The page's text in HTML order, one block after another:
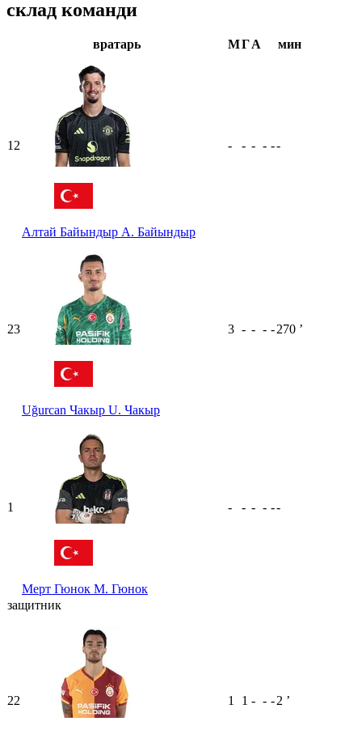
склад команди
вратарь МГА мин
12
Алтай Байындыр А. Байындыр
- - - - --
23
Uğurcan Чакыр U. Чакыр
3 - - - -270 ʼ
1
Мерт Гюнок М. Гюнок
- - - - --
защитник
22 1 1 - - -2 ʼ